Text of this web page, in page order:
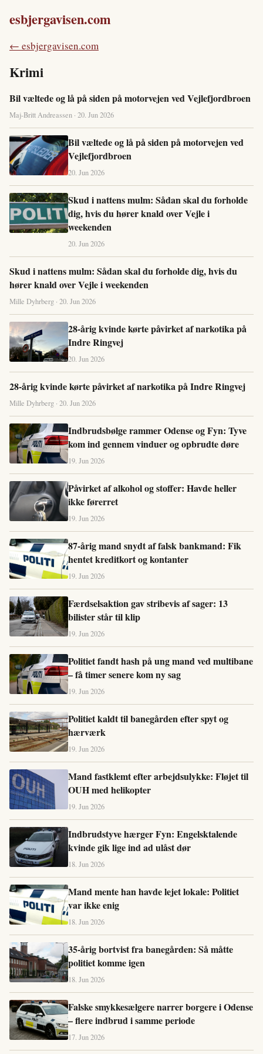
esbjergavisen.com
← esbjergavisen.com
Krimi
Bil væltede og lå på siden på motorvejen ved Vejlefjordbroen
Maj-Britt Andreassen · 20. Jun 2026
Bil væltede og lå på siden på motorvejen ved
Vejlefjordbroen
20. Jun 2026
Skud i nattens mulm: Sådan skal du forholde
dig, hvis du hører knald over Vejle i
weekenden
20. Jun 2026
Skud i nattens mulm: Sådan skal du forholde dig, hvis du
hører knald over Vejle i weekenden
Mille Dyhrberg · 20. Jun 2026
28-årig kvinde kørte påvirket af narkotika på
Indre Ringvej
20. Jun 2026
28-årig kvinde kørte påvirket af narkotika på Indre Ringvej
Mille Dyhrberg · 20. Jun 2026
Indbrudsbølge rammer Odense og Fyn: Tyve
kom ind gennem vinduer og opbrudte døre
19. Jun 2026
Påvirket af alkohol og stoffer: Havde heller
ikke førerret
19. Jun 2026
87-årig mand snydt af falsk bankmand: Fik
hentet kreditkort og kontanter
19. Jun 2026
Færdselsaktion gav stribevis af sager: 13
bilister står til klip
19. Jun 2026
Politiet fandt hash på ung mand ved multibane
– få timer senere kom ny sag
19. Jun 2026
Politiet kaldt til banegården efter spyt og
hærværk
19. Jun 2026
Mand fastklemt efter arbejdsulykke: Fløjet til
OUH med helikopter
19. Jun 2026
Indbrudstyve hærger Fyn: Engelsktalende
kvinde gik lige ind ad ulåst dør
18. Jun 2026
Mand mente han havde lejet lokale: Politiet
var ikke enig
18. Jun 2026
35-årig bortvist fra banegården: Så måtte
politiet komme igen
18. Jun 2026
Falske smykkesælgere narrer borgere i Odense
– flere indbrud i samme periode
17. Jun 2026